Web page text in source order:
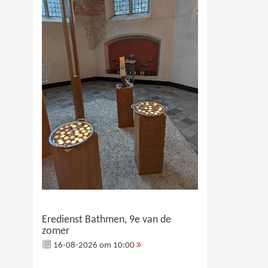
Eredienst Bathmen, 9e van de
zomer
16-08-2026 om 10:00